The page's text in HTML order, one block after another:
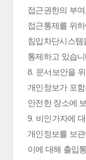
접근권한의 부
접근통제를 위
침입차단시스템
통제하고 있습니
8. 문서보안을
개인정보가 포
안전한 장소에
9. 비인가자에
개인정보를 보
이에 대해 출입